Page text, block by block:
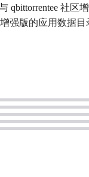
qbittorrentee 社区
强版的应用数据目